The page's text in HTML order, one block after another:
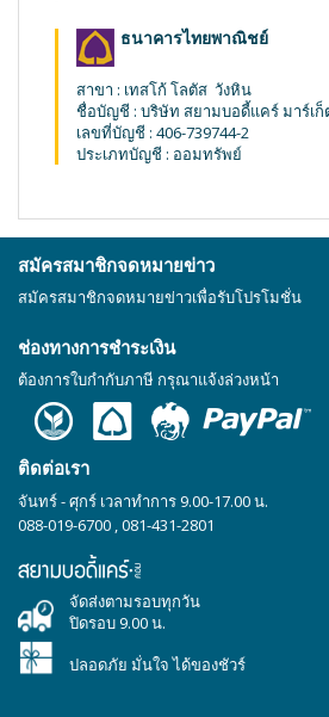
ธนาคารไทยพาณิชย์
สาขา : เทสโก้ โลตัส วังหิน
ชื่อบัญชี : บริษัท สยามบอดี้แคร์ มาร์เก็
เลขที่บัญชี : 406-739744-2
ประเภทบัญชี : ออมทรัพย์
สมัครสมาชิกจดหมายข่าว
สมัครสมาชิกจดหมายข่าวเพื่อรับโปรโมชั่น
ช่องทางการชำระเงิน
ต้องการใบกำกับภาษี กรุณาแจ้งล่วงหน้า
ติดต่อเรา
จันทร์ - ศุกร์ เวลาทำการ 9.00-17.00 น.
088-019-6700 ,081-431-2801
จัดส่งตามรอบทุกวัน
ปิดรอบ 9.00 น.
ปลอดภัย มั่นใจ ได้ของชัวร์